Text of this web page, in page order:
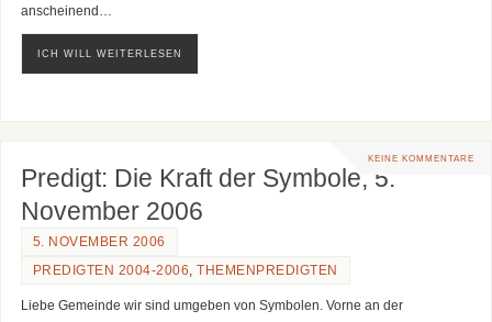
anscheinend…
ICH WILL WEITERLESEN
KEINE KOMMENTARE
Predigt: Die Kraft der Symbole, 5.
November 2006
5. NOVEMBER 2006
PREDIGTEN 2004-2006,THEMENPREDIGTEN
Liebe Gemeinde wir sind umgeben von Symbolen. Vorne an der